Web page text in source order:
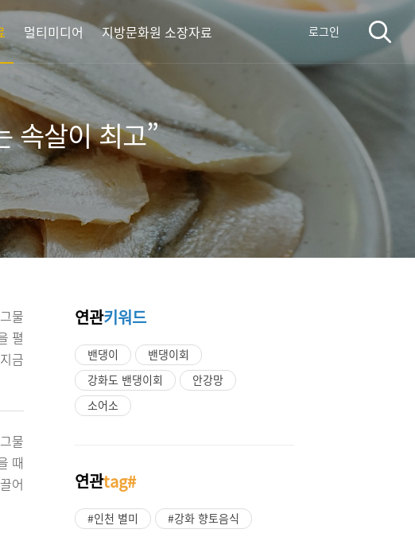
멀티미디어 지방문화원 소장자료 로그인
속살이 최고”
물
펼
금
물
때
어
연관키워드
밴댕이
밴댕이회
강화도 밴댕이회
안강망
소어소
연관tag#
#인천 별미 #강화 향토음식